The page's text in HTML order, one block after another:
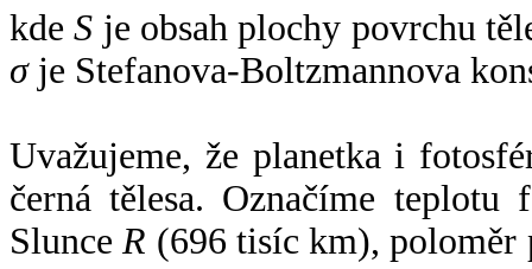
kdeS je obsah plochy povrchu
σje Stefanova-Boltzmannova
Uvažujeme, že planetka i
černá tělesa. Označíme
SlunceR (696 tisíc km),